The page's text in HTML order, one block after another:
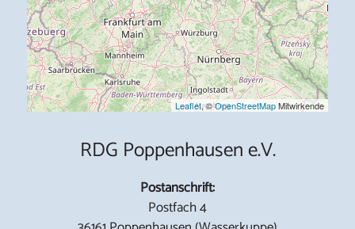
Leaflet, ©OpenStreetMapMitwirkende
RDG Poppenhausen e.V.
Postanschrift:
Postfach 4